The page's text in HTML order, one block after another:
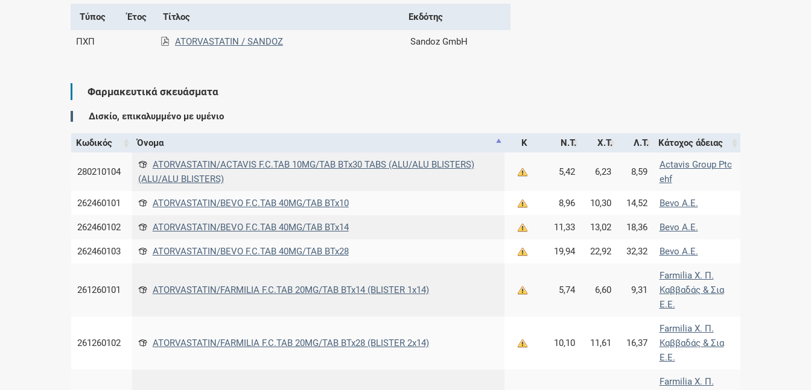
Τύπος Έτος Τίτλος Εκδότης
ΠΧΠ ATORVASTATIN / SANDOZ Sandoz GmbH
Φαρμακευτικά σκευάσματα
Δισκίο, επικαλυμμένο με υμένιο
Κωδικός Όνομα Κ Ν.Τ. Χ.Τ. Λ.Τ. Κάτοχος άδειας
280210104
ATORVASTATIN/ACTAVIS F.C.TAB 10MG/TAB BTx30 TABS (ALU/ALU BLISTERS)
(ALU/ALU BLISTERS)
5,42 6,23 8,59
Actavis Group Ptc
ehf
262460101 ATORVASTATIN/BEVO F.C.TAB 40MG/TAB BTx10 8,96 10,30 14,52 Bevo Α.Ε.
262460102 ATORVASTATIN/BEVO F.C.TAB 40MG/TAB BTx14 11,33 13,02 18,36 Bevo Α.Ε.
262460103 ATORVASTATIN/BEVO F.C.TAB 40MG/TAB BTx28 19,94 22,92 32,32 Bevo Α.Ε.
261260101 ATORVASTATIN/FARMILIA F.C.TAB 20MG/TAB BTx14 (BLISTER 1x14) 5,74 6,60 9,31
Farmilia Χ. Π.
Καββαδάς & Σια
Ε.Ε.
261260102 ATORVASTATIN/FARMILIA F.C.TAB 20MG/TAB BTx28 (BLISTER 2x14) 10,10 11,61 16,37
Farmilia Χ. Π.
Καββαδάς & Σια
Ε.Ε.
Farmilia Χ. Π.